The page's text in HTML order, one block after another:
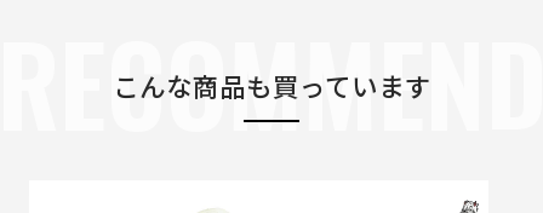
こんな商品も買っています